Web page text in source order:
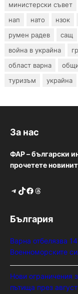
министерски съвет
нап
нато нзок
румен радев
сащ
война в украйна
област варна
туризъм
украйна
За нас
ФАР – български
прочетете
Telegram TikTok Facebook Threads
България
Варна отбелязва
Военноморските
Нови ограничения
пътища през август